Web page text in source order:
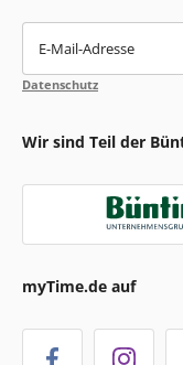
E-Mail-Adresse
Datenschutz
Wir sind Teil der
myTime.de auf